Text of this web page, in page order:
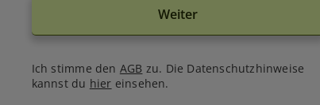
Weiter
Ich stimme den AGB zu. Die Datenschutzhinweise
kannst du hier einsehen.